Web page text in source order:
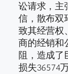
讼请求，主
信，散布双
致其经营权
商的经销和
阻，造成了
损失36574